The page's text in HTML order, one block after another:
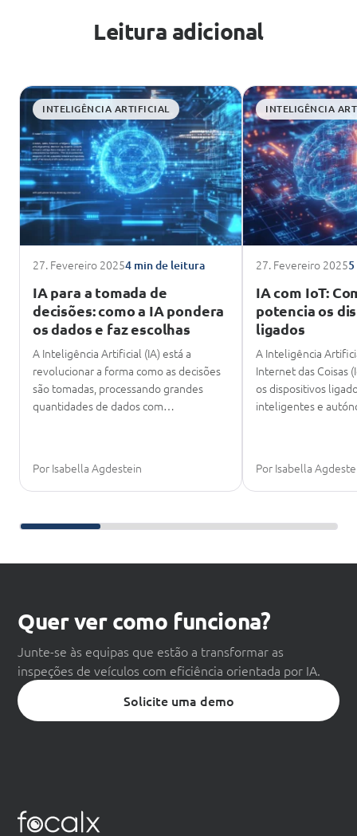
Leitura adicional
INTELIGÊNCIA ARTIFICIAL
27. Fevereiro 20254 min de leitura
IA para a tomada de
decisões: como a IA pondera
os dados e faz escolhas
A Inteligência Artificial (IA) está a
revolucionar a forma como as decisões
são tomadas, processando grandes
quantidades de dados com…
Por Isabella Agdestein
INTELIGÊNCIA
27. Fevereiro 2025
IA com IoT:
potencia os
ligados
A Inteligência
Internet das Coisas
os dispositivos
inteligentes e
Por Isabella
Deslize para continuar a leitura
Quer ver como funciona?
Junte-se às equipas que estão a transformar as
inspeções de veículos com eficiência orientada por IA.
Solicite uma demo